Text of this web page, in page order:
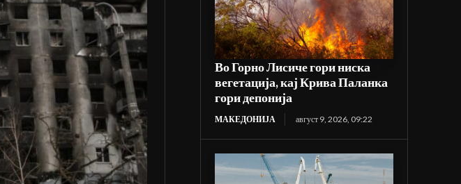
Во Горно Лисиче гори ниска
вегетација, кај Крива Паланка
гори депонија
МАКЕДОНИЈА август 9, 2026, 09:22